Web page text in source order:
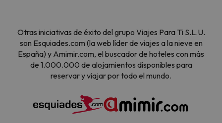
Otras iniciativas de éxito del grupo Viajes Para Ti S.L.U.
son Esquiades.com (la web líder de viajes a la nieve en
España) y Amimir.com, el buscador de hoteles con más
de 1.000.000 de alojamientos disponibles para
reservar y viajar por todo el mundo.